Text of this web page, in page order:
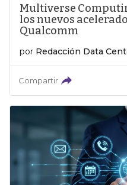
Multiverse
los nuevos
Qualcomm
por Redacción Data
Compartir